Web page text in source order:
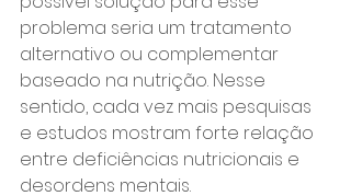
problema seria um tratamento
alternativo ou complementar
baseado na nutrição. Nesse
sentido, cada vez mais pesquisas
e estudos mostram forte relação
entre deficiências nutricionais e
desordens mentais.